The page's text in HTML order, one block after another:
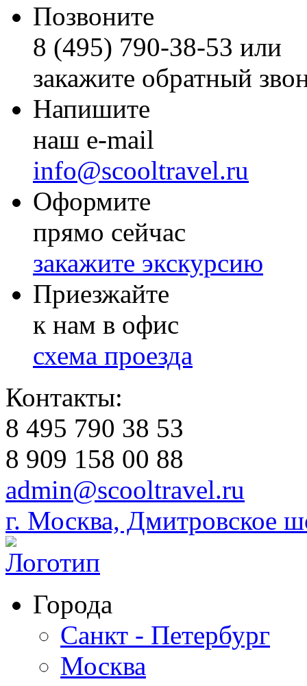
Позвоните
8 (495) 790-38-53 или
закажите обратный
Напишите
наш e-mail
info@scooltravel.ru
Оформите
прямо сейчас
закажите экскурсию
Приезжайте
к нам в офис
схема проезда
Контакты:
8 495 790 38 53
8 909 158 00 88
admin@scooltravel.ru
г. Москва, Дмитровское
Города
Санкт - Петербург
Москва